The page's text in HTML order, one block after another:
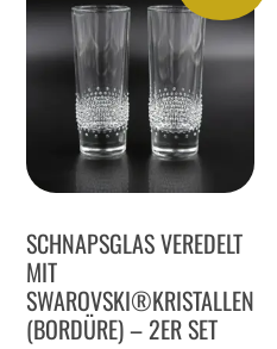
SCHNAPSGLAS VEREDELT
MIT
SWAROVSKI®KRISTALLEN
(BORDÜRE) – 2ER SET